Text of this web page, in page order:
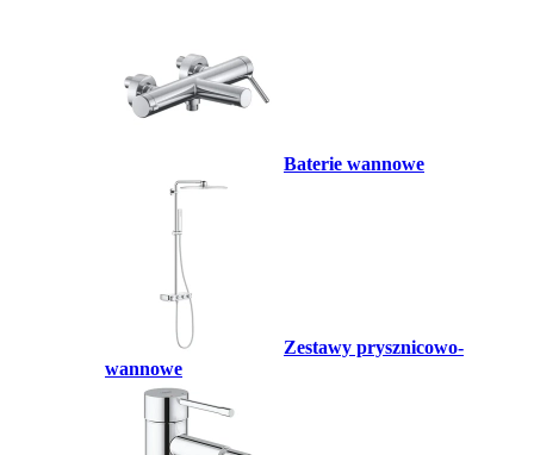
Baterie wannowe
Zestawy prysznicowo-
wannowe